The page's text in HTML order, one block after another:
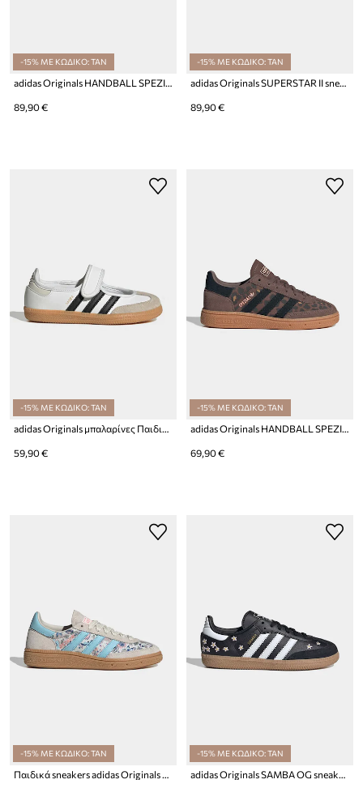
-15% ΜΕ ΚΩΔΙΚΟ: TAN
89,90 €
-15% ΜΕ ΚΩΔΙΚΟ: TAN
89,90 €
-15% ΜΕ ΚΩΔΙΚΟ: TAN
adidas Originals μπαλαρίνες Παιδικές δερμάτινες SAMBA JANE
59,90 €
-15% ΜΕ ΚΩΔΙΚΟ: TAN
adidas Originals HANDBALL SPEZIAL sneakers παιδικά σουέτ
69,90 €
-15% ΜΕ ΚΩΔΙΚΟ: TAN
Παιδικά sneakers adidas Originals HANDBALL SPEZIAL
-15% ΜΕ ΚΩΔΙΚΟ: TAN
adidas Originals SAMBA OG sneakers παιδικά δερμάτινα